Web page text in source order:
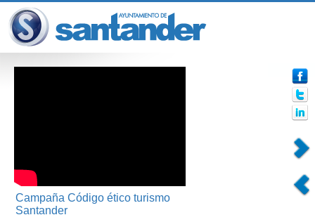
Campaña Código ético turismo
Santander